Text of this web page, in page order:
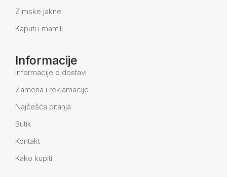
Zimske jakne
Kaputi i mantili
Informacije
Informacije o dostavi
Zamena i reklamacije
Najčešća pitanja
Butik
Kontakt
Kako kupiti